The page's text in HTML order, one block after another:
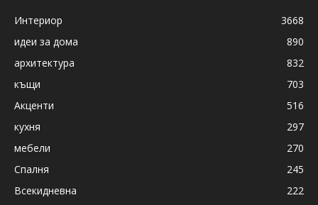
Интериор
3668
идеи за дома
890
архитектура
832
къщи
703
Акценти
516
кухня
297
мебели
270
Спалня
245
Всекидневна
222